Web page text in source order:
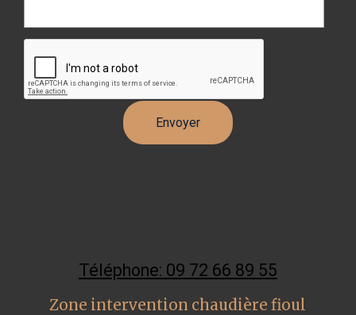
Téléphone: 09 72 66 89 55
Zone intervention chaudière fioul